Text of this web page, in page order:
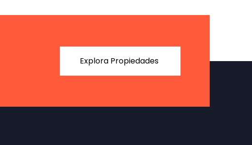
Explora Propiedades